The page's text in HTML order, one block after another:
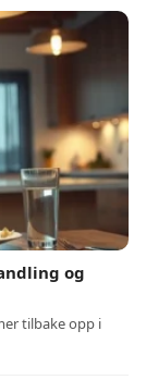
og
tilbake opp i